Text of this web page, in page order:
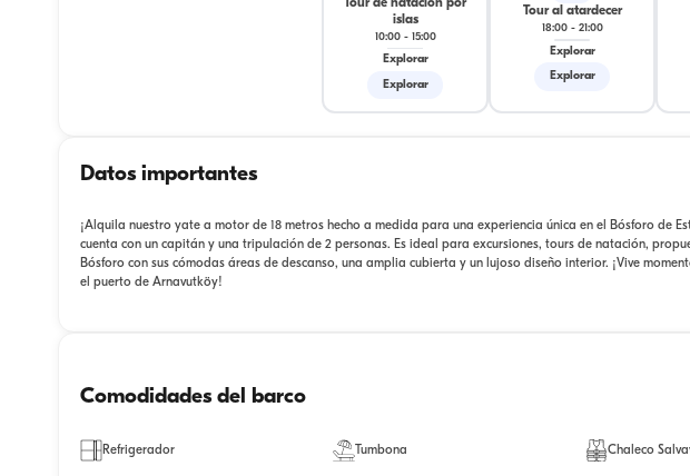
Tour de natación por
islas
10:00- 15:00
Explorar
Explorar
Tour al atardecer
18:00- 21:00
Explorar
Explorar
Datos importantes
¡Alquila nuestro yate a motor de 18 metros hecho a medida para una experiencia única en el Bósforo de
cuenta con un capitán y una tripulación de 2 personas. Es ideal para excursiones, tours de natación,
Bósforo con sus cómodas áreas de descanso, una amplia cubierta y un lujoso diseño interior. ¡Vive
el puerto de Arnavutköy!
Comodidades del barco
Refrigerador Tumbona Chaleco